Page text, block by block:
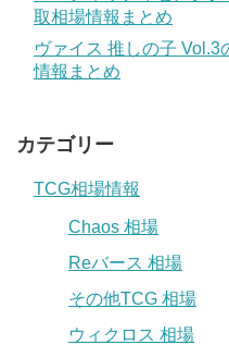
取相場情報まとめ
ヴァイス 推しの子
情報まとめ
カテゴリー
TCG相場情報
Chaos 相場
Reバース 相場
その他TCG 相場
ウィクロス 相場